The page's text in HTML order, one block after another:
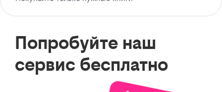
Попробуйте наш
сервис бесплатно